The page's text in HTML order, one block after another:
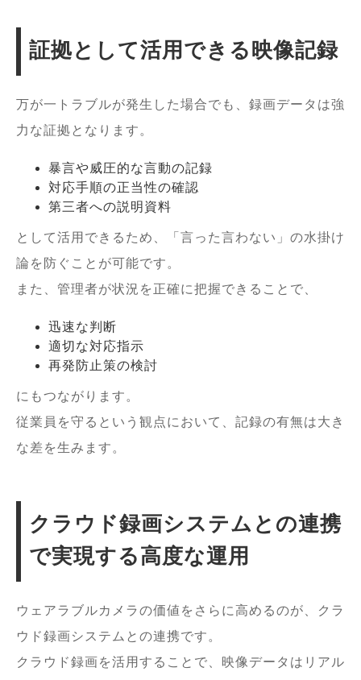
証拠として活用できる映像記録
万が一トラブルが発生した場合でも、録画データは強
力な証拠となります。
暴言や威圧的な言動の記録
対応手順の正当性の確認
第三者への説明資料
として活用できるため、「言った言わない」の水掛け
論を防ぐことが可能です。
また、管理者が状況を正確に把握できることで、
迅速な判断
適切な対応指示
再発防止策の検討
にもつながります。
従業員を守るという観点において、記録の有無は大き
な差を生みます。
クラウド録画システムとの連携
で実現する高度な運用
ウェアラブルカメラの価値をさらに高めるのが、クラ
ウド録画システムとの連携です。
クラウド録画を活用することで、映像データはリアル